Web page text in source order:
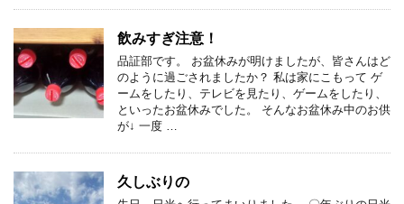
飲みすぎ注意！
品証部です。 お盆休みが明けましたが、皆さんはど
のように過ごされましたか？ 私は家にこもって ゲ
ームをしたり、テレビを見たり、ゲームをしたり、
といったお盆休みでした。 そんなお盆休み中のお供
が↓ 一度 …
久しぶりの